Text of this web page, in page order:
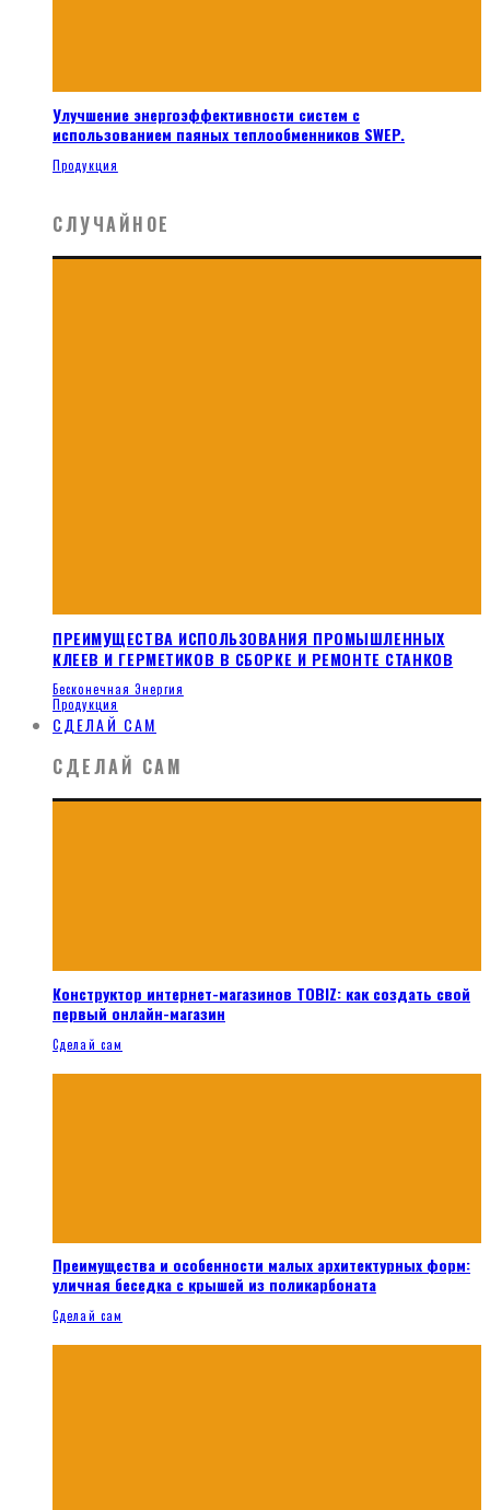
Улучшение энергоэффективности систем с
использованием паяных теплообменников SWEP.
Продукция
СЛУЧАЙНОЕ
ПРЕИМУЩЕСТВА ИСПОЛЬЗОВАНИЯ ПРОМЫШЛЕННЫХ
КЛЕЕВ И ГЕРМЕТИКОВ В СБОРКЕ И РЕМОНТЕ СТАНКОВ
Бесконечная Энергия
Продукция
СДЕЛАЙ САМ
СДЕЛАЙ САМ
Конструктор интернет-магазинов TOBIZ: как создать свой
первый онлайн-магазин
Сделай сам
Преимущества и особенности малых архитектурных форм:
уличная беседка с крышей из поликарбоната
Сделай сам